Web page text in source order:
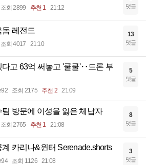
조회 2899 추천 1 21:12 댓글
레전드
조회 4017 21:10
13
댓글
다고 63억 써놓고 '쿨쿨'‥드론 부
조회 2175 추천 2 21:09
5
댓글
방문에 이성을 잃은 체납자
조회 2765 추천 1 21:08
8
댓글
카리나&윈터 Serenade.shorts
조회 1126 21:08
3
댓글